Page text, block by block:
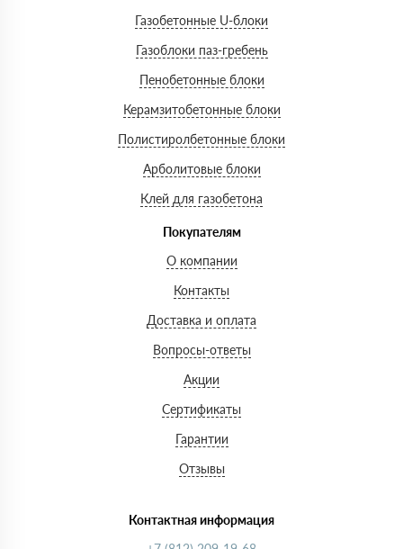
Газобетонные U-блоки
Газоблоки паз-гребень
Пенобетонные блоки
Керамзитобетонные блоки
Полистиролбетонные блоки
Арболитовые блоки
Клей для газобетона
Покупателям
О компании
Контакты
Доставка и оплата
Вопросы-ответы
Акции
Сертификаты
Гарантии
Отзывы
Контактная информация